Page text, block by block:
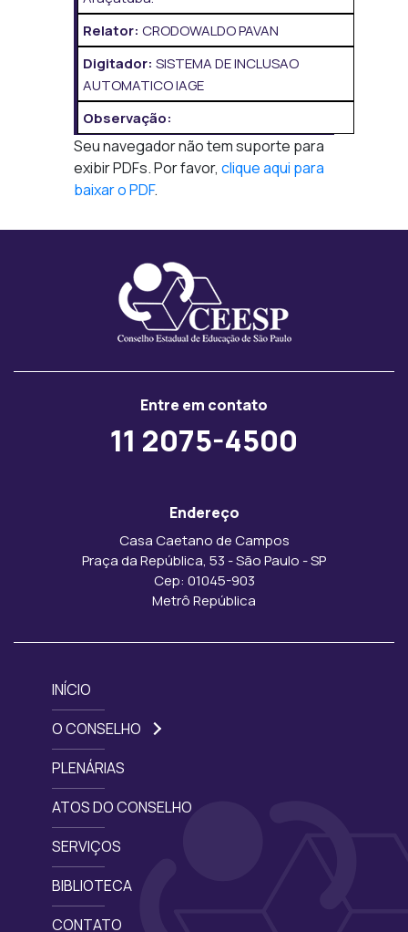
Relator: CRODOWALDO PAVAN
Digitador: SISTEMA DE INCLUSAO
AUTOMATICO IAGE
Observação:
Seu navegador não tem suporte para
exibir PDFs. Por favor, clique aqui para
baixar o PDF.
Entre em contato
11 2075-4500
Endereço
Casa Caetano de Campos
Praça da República, 53 - São Paulo - SP
Cep: 01045-903
Metrô República
INÍCIO
O CONSELHO
PLENÁRIAS
ATOS DO CONSELHO
SERVIÇOS
BIBLIOTECA
CONTATO